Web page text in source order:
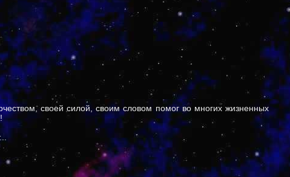
своей силой, своим словом помог во многих жизненных